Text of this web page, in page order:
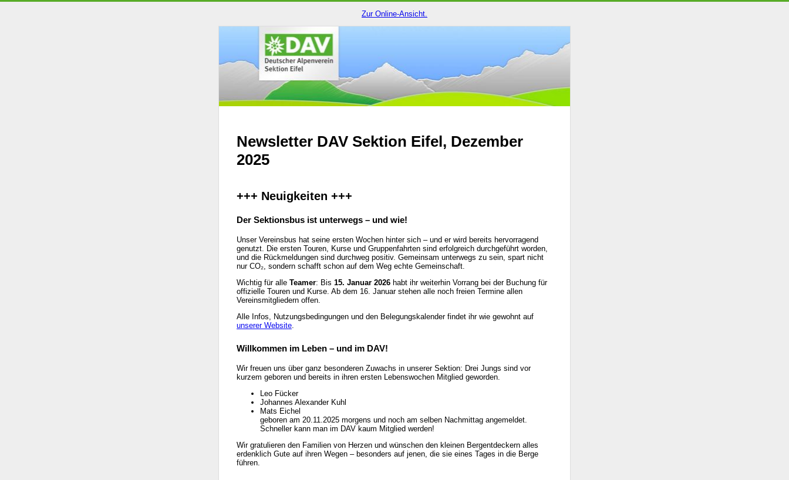
Zur Online-Ansicht.
Newsletter DAV Sektion Eifel, Dezember
2025
+++ Neuigkeiten +++
Der Sektionsbus ist unterwegs – und wie!
Unser Vereinsbus hat seine ersten Wochen hinter sich – und er wird bereits hervorragend
genutzt. Die ersten Touren, Kurse und Gruppenfahrten sind erfolgreich durchgeführt worden,
und die Rückmeldungen sind durchweg positiv. Gemeinsam unterwegs zu sein, spart nicht
nur CO₂, sondern schafft schon auf dem Weg echte Gemeinschaft.
Wichtig für alle Teamer: Bis 15. Januar 2026 habt ihr weiterhin Vorrang bei der Buchung für
offizielle Touren und Kurse. Ab dem 16. Januar stehen alle noch freien Termine allen
Vereinsmitgliedern offen.
Alle Infos, Nutzungsbedingungen und den Belegungskalender findet ihr wie gewohnt auf
unserer Website.
Willkommen im Leben – und im DAV!
Wir freuen uns über ganz besonderen Zuwachs in unserer Sektion: Drei Jungs sind vor
kurzem geboren und bereits in ihren ersten Lebenswochen Mitglied geworden.
Leo Fücker
Johannes Alexander Kuhl
Mats Eichel
geboren am 20.11.2025 morgens und noch am selben Nachmittag angemeldet.
Schneller kann man im DAV kaum Mitglied werden!
Wir gratulieren den Familien von Herzen und wünschen den kleinen Bergentdeckern alles
erdenklich Gute auf ihren Wegen – besonders auf jenen, die sie eines Tages in die Berge
führen.